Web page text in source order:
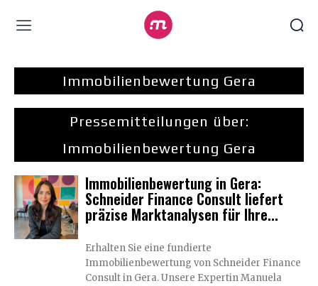
Immobilienbewertung Gera
Pressemitteilungen über:
Immobilienbewertung Gera
Immobilienbewertung in Gera:
Schneider Finance Consult liefert
präzise Marktanalysen für Ihre...
Erhalten Sie eine fundierte
Immobilienbewertung von Schneider Finance
Consult in Gera. Unsere Expertin Manuela